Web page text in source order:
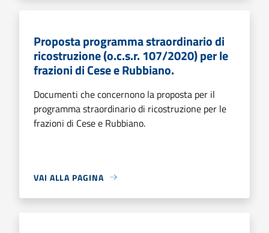
Proposta programma straordinario di
ricostruzione (o.c.s.r. 107/2020) per le
frazioni di Cese e Rubbiano.
Documenti che concernono la proposta per il
programma straordinario di ricostruzione per le
frazioni di Cese e Rubbiano.
VAI ALLA PAGINA